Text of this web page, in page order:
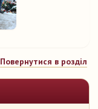
Повернутися в розділ